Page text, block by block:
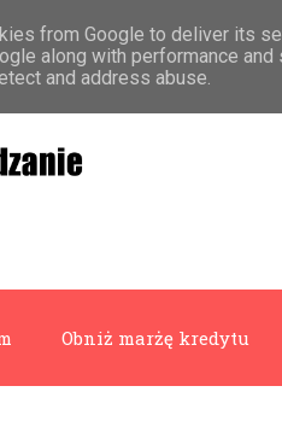
O mnie
Obniż marżę kredytu
from Google to deliver its
along with performance
and address abuse.